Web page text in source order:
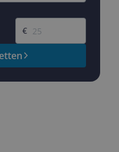
Gewenste prijs
€